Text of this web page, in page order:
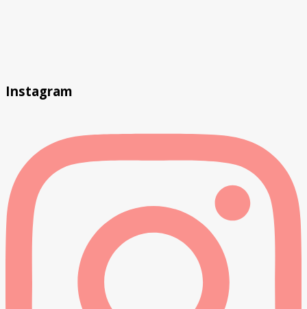
Instagram